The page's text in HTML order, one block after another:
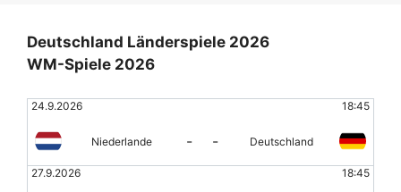
Deutschland Länderspiele 2026
WM-Spiele 2026
24.9.2026 18:45
Niederlande - - Deutschland
27.9.2026 18:45